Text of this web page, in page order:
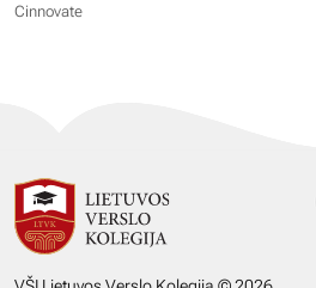
Cinnovate